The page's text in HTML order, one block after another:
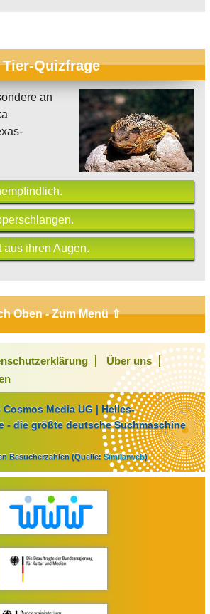
Tier-Quizfrage
an
aus ihren Augen.
Oben - Zum Menü ⇧
Über uns
Cosmos Media UG | Helles-
- die größte deutsche Suchmaschine
Besucherzahlen (Quelle: Similarweb)